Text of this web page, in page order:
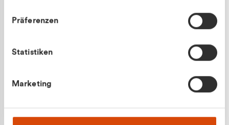
Präferenzen
Statistiken
Marketing